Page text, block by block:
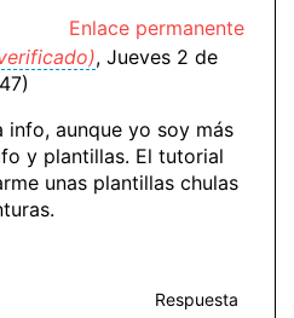
Enlace permanente
, Jueves 2 de
info, aunque yo soy más
y plantillas. El tutorial
unas plantillas chulas
Respuesta